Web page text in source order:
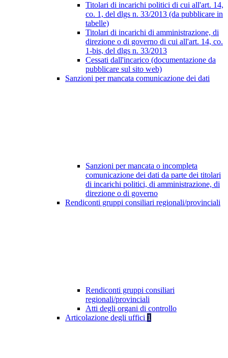
Titolari di incarichi politici di cui all'art. 14,
co. 1, del dlgs n. 33/2013 (da pubblicare in
tabelle)
Titolari di incarichi di amministrazione, di
direzione o di governo di cui all'art. 14, co.
1-bis, del dlgs n. 33/2013
Cessati dall'incarico (documentazione da
pubblicare sul sito web)
Sanzioni per mancata comunicazione dei dati
Sanzioni per mancata o incompleta
comunicazione dei dati da parte dei titolari
di incarichi politici, di amministrazione, di
direzione o di governo
Rendiconti gruppi consiliari regionali/provinciali
Rendiconti gruppi consiliari
regionali/provinciali
Atti degli organi di controllo
Articolazione degli uffici 1